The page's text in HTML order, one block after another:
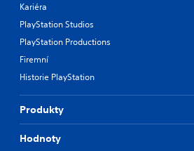
Kariéra
PlayStation Studios
PlayStation Productions
Firemní
Historie PlayStation
Produkty
Hodnoty